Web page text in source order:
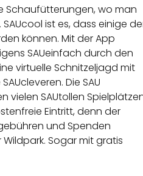
Schaufütterungen, wo man
ist es, dass einige
können. Mit der App
SAUeinfach durch den
virtuelle Schnitzeljagd mit
Die SAU
vielen SAUtollen
Eintritt, denn der
und Spenden
Wildpark. Sogar mit gratis